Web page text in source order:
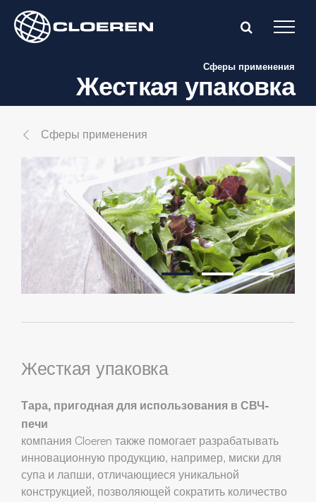
content
Жесткая упаковка
Сферы применения
Жесткая упаковка
Тара, пригодная для использования в СВЧ-
печи
компания Cloeren также помогает разрабатывать
инновационную продукцию, например, миски для
супа и лапши, отличающиеся уникальной
конструкцией, позволяющей сократить количество
Сферы применения